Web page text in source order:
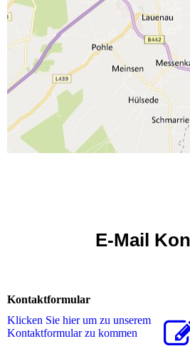
E-Mail
Kontaktformular
Klicken Sie hier um zu unserem
Kon­takt­for­mu­lar zu kommen